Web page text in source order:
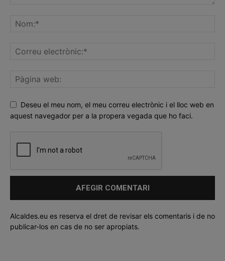
Deseu el meu nom, el meu correu electrònic i el lloc web en
aquest navegador per a la propera vegada que ho faci.
Alcaldes.eu es reserva el dret de revisar els comentaris i de no
publicar-los en cas de no ser apropiats.